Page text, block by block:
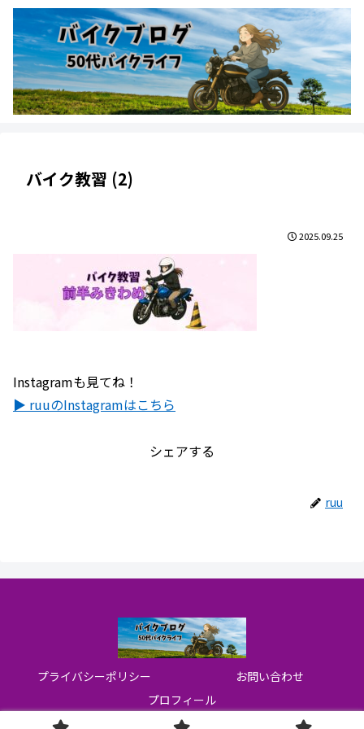
バイク教習 (2)
2025.09.25
Instagramも見てね！
▶ ruuのInstagramはこちら
シェアする
ruu
プライバシーポリシー
お問い合わせ
プロフィール